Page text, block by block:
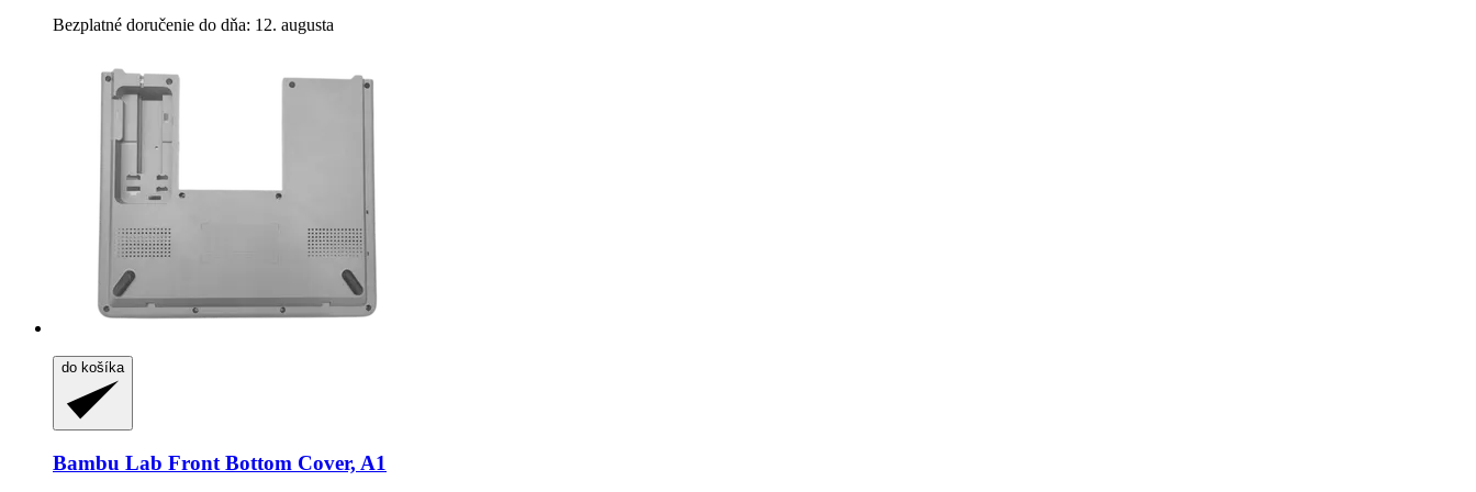
Bezplatné doručenie do dňa: 12. augusta
do košíka
Bambu Lab Front Bottom Cover, A1